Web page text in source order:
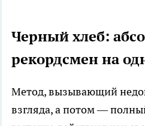
Черный хлеб:
рекордсмен на
Метод, вызывающий
взгляда, а потом —